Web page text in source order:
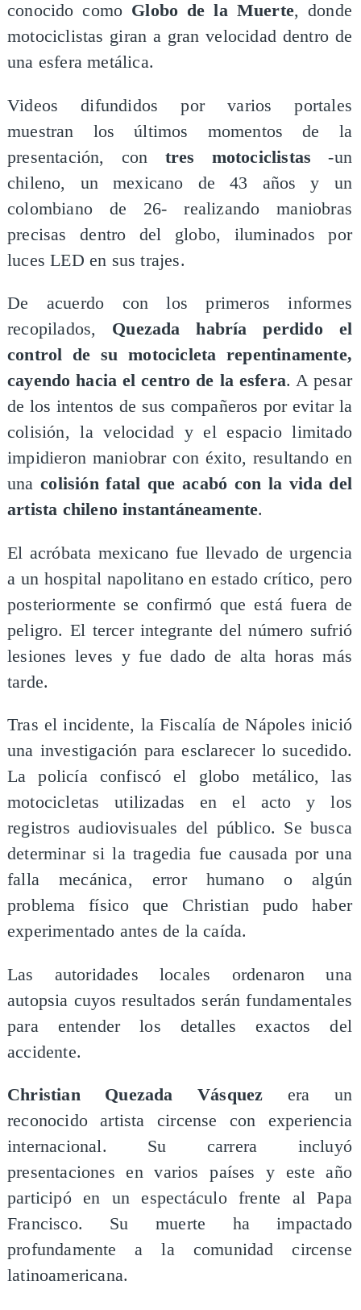
conocido como Globo de la Muerte, donde
motociclistas giran a gran velocidad dentro de
una esfera metálica.
Videos difundidos por varios portales
muestran los últimos momentos de la
presentación, con tres motociclistas -un
chileno, un mexicano de 43 años y un
colombiano de 26- realizando maniobras
precisas dentro del globo, iluminados por
luces LED en sus trajes.
De acuerdo con los primeros informes
recopilados, Quezada habría perdido el
control de su motocicleta repentinamente,
cayendo hacia el centro de la esfera. A pesar
de los intentos de sus compañeros por evitar la
colisión, la velocidad y el espacio limitado
impidieron maniobrar con éxito, resultando en
unacolisión fatal que acabó con la vida del
artista chileno instantáneamente.
El acróbata mexicano fue llevado de urgencia
a un hospital napolitano en estado crítico, pero
posteriormente se confirmó que está fuera de
peligro. El tercer integrante del número sufrió
lesiones leves y fue dado de alta horas más
tarde.
Tras el incidente, la Fiscalía de Nápoles inició
una investigación para esclarecer lo sucedido.
La policía confiscó el globo metálico, las
motocicletas utilizadas en el acto y los
registros audiovisuales del público. Se busca
determinar si la tragedia fue causada por una
falla mecánica, error humano o algún
problema físico que Christian pudo haber
experimentado antes de la caída.
Las autoridades locales ordenaron una
autopsia cuyos resultados serán fundamentales
para entender los detalles exactos del
accidente.
Christian Quezada Vásquez era un
reconocido artista circense con experiencia
internacional. Su carrera incluyó
presentaciones en varios países y este año
participó en un espectáculo frente al Papa
Francisco. Su muerte ha impactado
profundamente a la comunidad circense
latinoamericana.